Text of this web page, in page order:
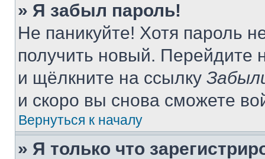
» Я забыл пароль!
Не паникуйте! Хотя пароль
получить новый. Перейдите
и щёлкните на ссылку
и скоро вы снова сможете
Вернуться к началу
» Я только что